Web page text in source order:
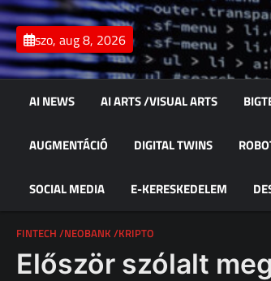
Skip
to
contentszo, aug 8, 2026
AI NEWS AI ARTS /VISUAL ARTS
AUGMENTÁCIÓ DIGITAL TWINS
SOCIAL MEDIA E-KERESKEDELEM
FINTECH /NEOBANK /KRIPTO
Először szólalt